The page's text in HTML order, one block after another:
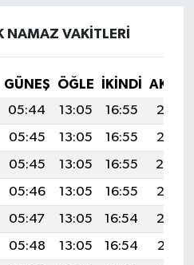
NAMAZ VAKITLERI
GÜNEŞ ÖĞLE İKINDI
05:44 13:05 16:55
20:16
05:45 13:05 16:55
20:15
05:45 13:05 16:55
20:14
05:46 13:05 16:55
20:13
05:47 13:05 16:54
20:12
05:48 13:05 16:54
20:11